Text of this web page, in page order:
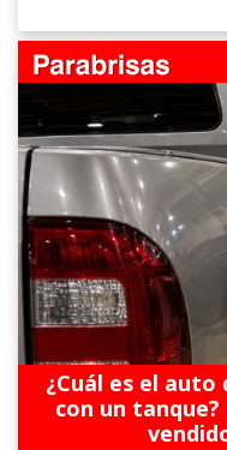
¿Cuál es el
con un